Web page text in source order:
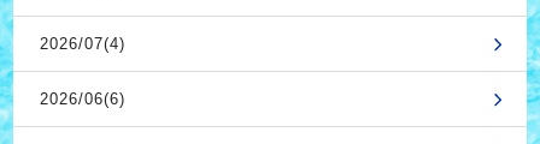
2026/07(4)
2026/06(6)